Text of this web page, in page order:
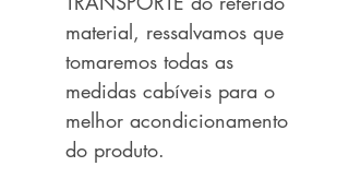
material, ressalvamos que
tomaremos todas as
medidas cabíveis para o
melhor acondicionamento
do produto.